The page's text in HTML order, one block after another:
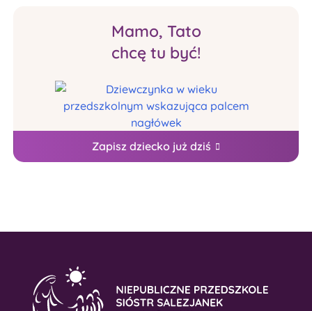
Mamo, Tato
chcę tu być!
Zapisz dziecko już dziś